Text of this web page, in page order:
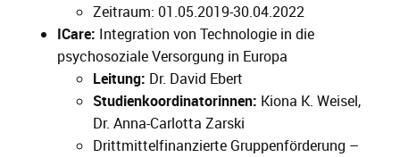
Zeitraum: 01.05.2019-30.04.2022
ICare: Integration von Technologie in die
psychosoziale Versorgung in Europa
Leitung: Dr. David Ebert
Studienkoordinatorinnen: Kiona K. Weisel,
Dr. Anna-Carlotta Zarski
Drittmittelfinanzierte Gruppenförderung –